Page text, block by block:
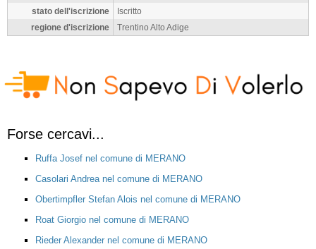
stato dell'iscrizione
Iscritto
regione d'iscrizione
Trentino Alto Adige
Forse cercavi...
Ruffa Josef nel comune di MERANO
Casolari Andrea nel comune di MERANO
Obertimpfler Stefan Alois nel comune di MERANO
Roat Giorgio nel comune di MERANO
Rieder Alexander nel comune di MERANO